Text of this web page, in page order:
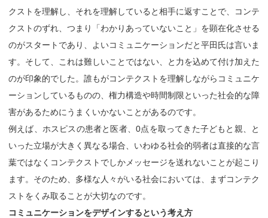
クストを理解し、それを理解していると相手に返すことで、コンテ
クストのずれ、つまり「わかりあっていないこと」を顕在化させる
のがスタートであり、よいコミュニケーションだと平田氏は言いま
す。そして、これは難しいことではない、と力を込めて付け加えた
のが印象的でした。誰もがコンテクストを理解しながらコミュニケ
ーションしているものの、権力構造や時間制限といった社会的な障
害があるためにうまくいかないことがあるのです。
例えば、ホスピスの患者と医者、0点を取ってきた子どもと親、と
いった立場が大きく異なる場合、いわゆる社会的弱者は直接的な言
葉ではなくコンテクストでしかメッセージを送れないことが起こり
ます。そのため、多様な人々がいる社会においては、まずコンテク
ストをくみ取ることが大切なのです。
コミュニケーションをデザインするという考え方